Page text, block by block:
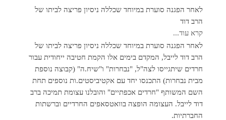
לאחר הפגנה סוערת במיוחד שכללה ניסיון פריצה לביתו של
הרב דוד
קרא עוד...
לאחר הפגנה סוערת במיוחד שכללה ניסיון פריצה לביתו של
הרב דוד לייבל, המקדם בימים אלו הקמת חטיבה ייחודית עבור
חרדים שיתגייסו לצה"ל, "נבחרות" ו"שיח.ה" (קבוצה נוספת
מבית נבחרות) התכנסו יחד עם אקטיביסטים.ות נוספים תחת
השם המשותף "חרדים אכפתיים" והובלנו עצומת תמיכה ברב
דוד לייבל. העצומה הופצה בוואטסאפים החרדיים וברשתות
החברתיות.